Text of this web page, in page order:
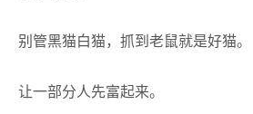
别管黑猫白猫，抓到老鼠就是好猫。
让一部分人先富起来。